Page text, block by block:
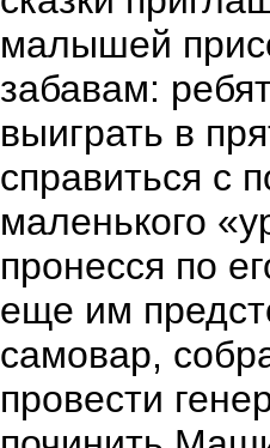
малышей
забавам:
выиграть в
справиться с
маленького
пронесся по
еще им
самовар,
провести